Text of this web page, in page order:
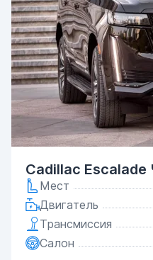
Cadillac
Мест
Двигатель
Трансмиссия
Салон